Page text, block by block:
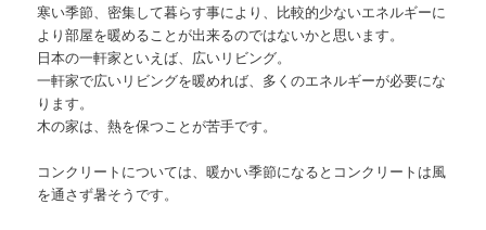
寒い季節、密集して暮らす事により、比較的少ないエネルギーに
より部屋を暖めることが出来るのではないかと思います。
日本の一軒家といえば、広いリビング。
一軒家で広いリビングを暖めれば、多くのエネルギーが必要にな
ります。
木の家は、熱を保つことが苦手です。
コンクリートについては、暖かい季節になるとコンクリートは風
を通さず暑そうです。